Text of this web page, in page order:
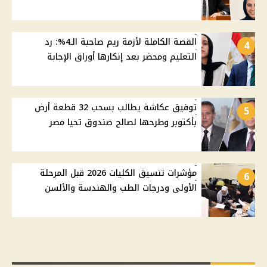
4
القصة الكاملة لأزمة ريم صاحبة الـ4%: رد
التعليم ومحضر بعد إنكارها أوراق الإجابة
5
توفيق عكاشة يطالب بسحب 32 قطعة أرض
بأكتوبر وطرحها لصالح صندوق تحيا مصر
6
مؤشرات تنسيق الكليات 2026 قبل المرحلة
الأولى ودرجات الطب والهندسة والألسن